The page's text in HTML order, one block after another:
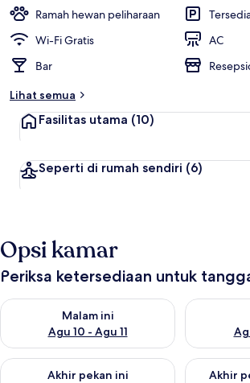
Ramah hewan peliharaan
Wi-Fi Gratis
AC
Bar
Lihat semua
Fasilitas utama (10)
Seperti di rumah sendiri (6)
Opsi kamar
Periksa ketersediaan untuk
Malam ini
Agu 10 - Agu 11
Periksa ketersediaan untuk malam ini Agu 10
Periksa
Akhir pekan ini
Periksa ketersediaan untuk akhir pekan ini
Akhir
Periksa